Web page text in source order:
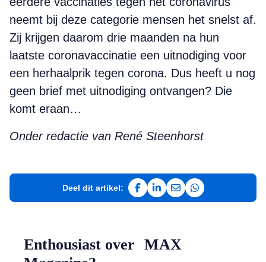
neemt bij deze categorie mensen het snelst af.
Zij krijgen daarom drie maanden na hun
laatste coronavaccinatie een uitnodiging voor
een herhaalprik tegen corona. Dus heeft u nog
geen brief met uitnodiging ontvangen? Die
komt eraan…
Onder redactie van René Steenhorst
Deel dit artikel:
Deel op Facebook
Deel op LinkedIn
Deel via e-mail
Deel via
Enthousiast over MAX